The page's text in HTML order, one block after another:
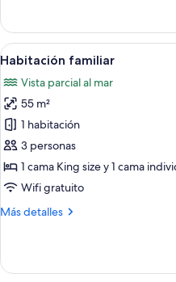
Deluxe
con
2
individuales
Ver
todas
las
fotos
de
Habitación
familiar
4
Habitación familiar
Vista parcial al mar
55 m²
1 habitación
3 personas
1 cama King size y 1 cama
Wifi gratuito
Más detalles
Más
familiar